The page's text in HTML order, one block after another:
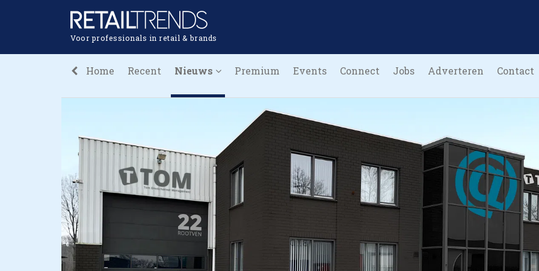
Voor professionals in retail & brands
Home Recent Nieuws Premium Events Connect Jobs Adverteren Contact